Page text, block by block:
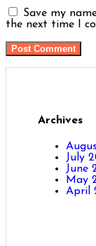
Save my
the next time I
Archives
July
June
May
April